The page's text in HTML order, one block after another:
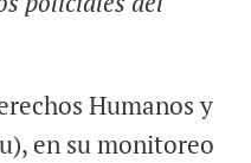
Humanos y
en su monitoreo